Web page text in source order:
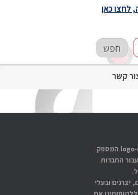
קשר
חפש
לחצו כאן
אתוס עסקים מפעילה את אתר logo-me.co.il המספק
החברות
יצרנים ובעלי